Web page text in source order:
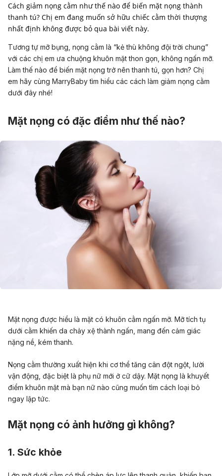
Cách giảm nọng cằm như thế nào để biến mặt nọng thành
thanh tú? Chị em đang muốn sở hữu chiếc cằm thời thượng
nhất định không được bỏ qua bài viết này.
Tương tự mỡ bụng, nọng cằm là “kẻ thù không đội trời chung”
với các chị em ưa chuộng khuôn mặt thon gọn, không ngấn mỡ.
Làm thế nào để biến mặt nọng trở nên thanh tú, gọn hơn? Chị
em hãy cùng MarryBaby tìm hiểu các cách làm giảm nọng cằm
dưới đây nhé!
Mặt nọng có đặc điểm như thế nào?
Mặt nọng được hiểu là mặt có khuôn cằm ngấn mỡ. Mỡ tích tụ
dưới cằm khiến da chảy xệ thành ngấn, mang đến cảm giác
nặng nề, kém thanh.
Nọng cằm thường xuất hiện khi cơ thể tăng cân đột ngột, lười
vận động, đặc biệt là phụ nữ mới ở cữ dậy. Mặt nọng là khuyết
điểm khuôn mặt mà bạn nữ nào cũng muốn tìm cách loại bỏ
ngay lập tức.
Mặt nọng có ảnh hưởng gì không?
1. Sức khỏe